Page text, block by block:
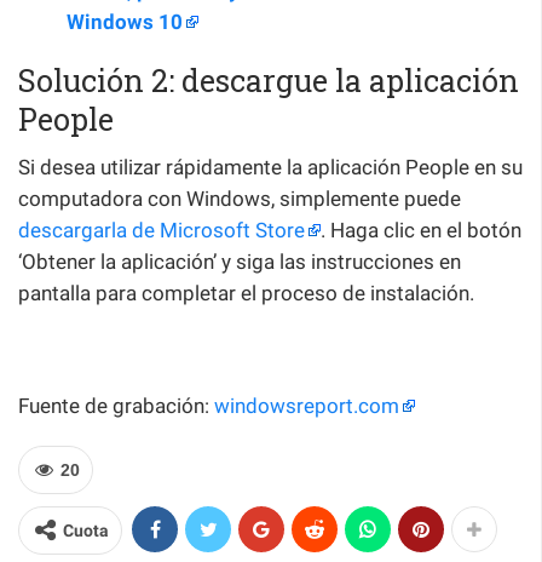
Windows 10
Solución 2: descargue la aplicación
People
Si desea utilizar rápidamente la aplicación People en su
computadora con Windows, simplemente puede
descargarla de Microsoft Store
. Haga clic en el botón
‘Obtener la aplicación’ y siga las instrucciones en
pantalla para completar el proceso de instalación.
Fuente de grabación: windowsreport.com
20
Cuota